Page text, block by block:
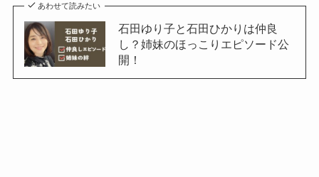
あわせて読みたい
石田ゆり子と石田ひかりは仲良
し？姉妹のほっこりエピソード公
開！